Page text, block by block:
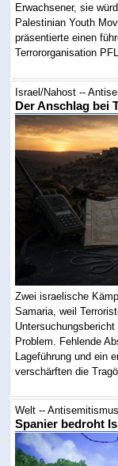
Erwachsener, sie
Palestinian Youth
präsentierte einen
Terrororganisation
Israel/Nahost --
Der Anschlag bei
Zwei israelische
Samaria, weil
Problem. Fehlende
Lageführung und ein
verschärften die
Welt -- Antisemitismus
Spanier bedroht